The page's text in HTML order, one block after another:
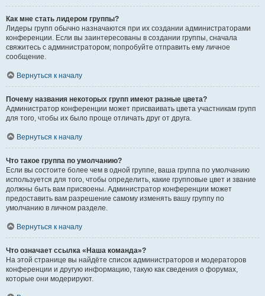
Как мне стать лидером группы?
Лидеры групп обычно назначаются при их создании администраторами
конференции. Если вы заинтересованы в создании группы, сначала
свяжитесь с администратором; попробуйте отправить ему личное
сообщение.
Вернуться к началу
Почему названия некоторых групп имеют разные цвета?
Администратор конференции может присваивать цвета участникам групп
для того, чтобы их было проще отличать друг от друга.
Вернуться к началу
Что такое группа по умолчанию?
Если вы состоите более чем в одной группе, ваша группа по умолчанию
используется для того, чтобы определить, какие групповые цвет и звание
должны быть вам присвоены. Администратор конференции может
предоставить вам разрешение самому изменять вашу группу по
умолчанию в личном разделе.
Вернуться к началу
Что означает ссылка «Наша команда»?
На этой странице вы найдёте список администраторов и модераторов
конференции и другую информацию, такую как сведения о форумах,
которые они модерируют.